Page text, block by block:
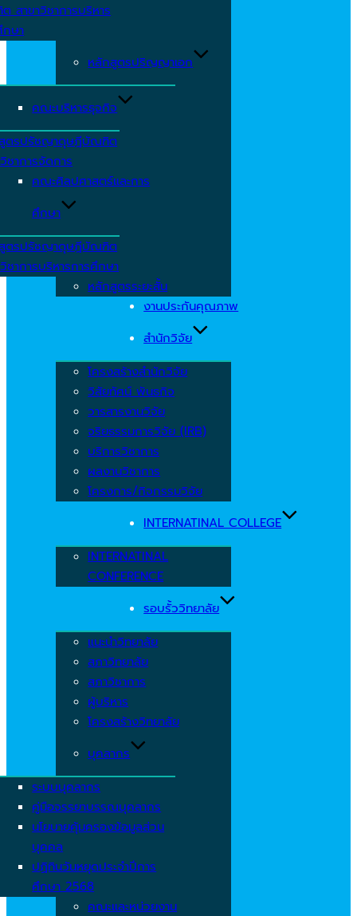
สาขาวิชาการบริหาร
กษา
หลักสูตรปริญญาเอก
คณะบริหารธุจกิจ
ตรปรัชญาดุษฎีบัณฑิต
ชาการจัดการ
คณะศิลปศาสตร์และการ
ศึกษา
ตรปรัชญาดุษฎีบัณฑิต
ชาการบริหารการศึกษา
หลักสูตรระยะสั้น
งานประกันคุณภาพ
สำนักวิจัย
โครงสร้างสำนักวิจัย
วิสัยทัศน์ พันธกิจ
วารสารงานวิจัย
จริยธรรมการวิจัย (IRB)
บริการวิชาการ
ผลงานวิชาการ
โครงการ/กิจกรรมวิจัย
INTERNATINAL COLLEGE
INTERNATINAL
CONFERENCE
รอบรั้ววิทยาลัย
แนะนำวิทยาลัย
สภาวิทยาลัย
สภาวิชาการ
ผู้บริหาร
โครงสร้างวิทยาลัย
บุคลากร
ระบบบุคลากร
คู่มือจรรยาบรรณบุคลากร
นโยบายคุ้มครองข้อมูลส่วน
บุคคล
ปฏิทินวันหยุดประจำปีการ
ศึกษา 2568
คณะและหน่วยงาน